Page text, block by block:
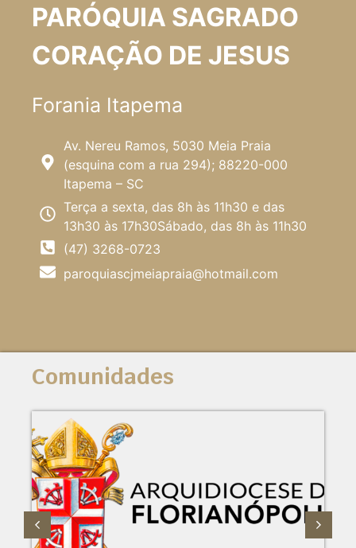
PARÓQUIA SAGRADO
CORAÇÃO DE JESUS
Forania Itapema
Av. Nereu Ramos, 5030 Meia Praia
(esquina com a rua 294); 88220-000
Itapema – SC
Terça a sexta, das 8h às 11h30 e das
13h30 às 17h30Sábado, das 8h às 11h30
(47) 3268-0723
paroquiascjmeiapraia@hotmail.com
Comunidades